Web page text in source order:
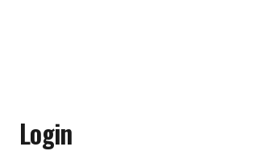
Login